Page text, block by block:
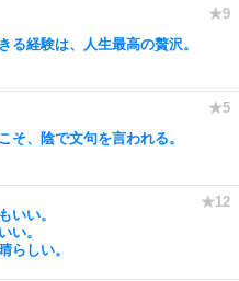
る経験は、人生最高の贅沢。
そ、陰で文句を言われる。
いい。
い。
らしい。